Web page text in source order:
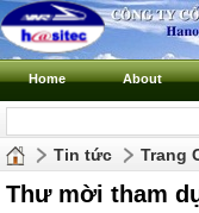
Home About
Tin tức Trang
Thư mời tham